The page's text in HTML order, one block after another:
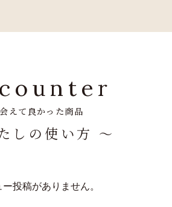
えて良かった商品
しの使い方 ～
ー投稿がありません。